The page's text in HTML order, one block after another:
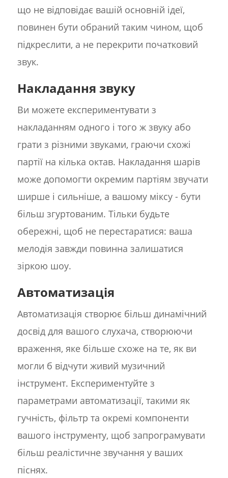
що не відповідає вашій основній ідеї,
повинен бути обраний таким чином, щоб
підкреслити, а не перекрити початковий
звук.
Накладання звуку
Ви можете експериментувати з
накладанням одного і того ж звуку або
грати з різними звуками, граючи схожі
партії на кілька октав. Накладання шарів
може допомогти окремим партіям звучати
ширше і сильніше, а вашому міксу - бути
більш згуртованим. Тільки будьте
обережні, щоб не перестаратися: ваша
мелодія завжди повинна залишатися
зіркою шоу.
Автоматизація
Автоматизація створює більш динамічний
досвід для вашого слухача, створюючи
враження, яке більше схоже на те, як ви
могли б відчути живий музичний
інструмент. Експериментуйте з
параметрами автоматизації, такими як
гучність, фільтр та окремі компоненти
вашого інструменту, щоб запрограмувати
більш реалістичне звучання у ваших
піснях.